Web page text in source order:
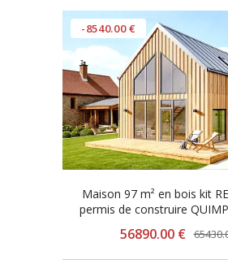
-8540.00 €
Maison 97 m² en bois kit
permis de construire
56890.00 €